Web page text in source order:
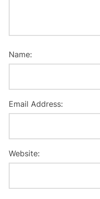
Name:
Email Address:
Website: